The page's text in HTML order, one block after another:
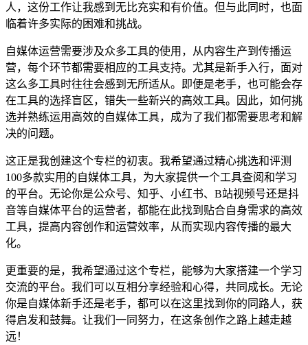
人，这份工作让我感到无比充实和有价值。但与此同时，也面
临着许多实际的困难和挑战。
自媒体运营需要涉及众多工具的使用，从内容生产到传播运
营，每个环节都需要相应的工具支持。尤其是新手入行，面对
这么多工具时往往会感到无所适从。即便是老手，也可能会存
在工具的选择盲区，错失一些新兴的高效工具。因此，如何挑
选并熟练运用高效的自媒体工具，成为了我们都需要思考和解
决的问题。
这正是我创建这个专栏的初衷。我希望通过精心挑选和评测
100多款实用的自媒体工具，为大家提供一个工具查阅和学习
的平台。无论你是公众号、知乎、小红书、B站视频号还是抖
音等自媒体平台的运营者，都能在此找到贴合自身需求的高效
工具，提高内容创作和运营效率，从而实现内容传播的最大
化。
更重要的是，我希望通过这个专栏，能够为大家搭建一个学习
交流的平台。我们可以互相分享经验和心得，共同成长。无论
你是自媒体新手还是老手，都可以在这里找到你的同路人，获
得启发和鼓舞。让我们一同努力，在这条创作之路上越走越
远！